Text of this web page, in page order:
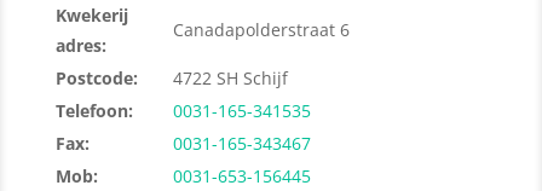
Kwekerij
adres:
Canadapolderstraat 6
Postcode:
4722 SH Schijf
Telefoon:
0031-165-341535
Fax:
0031-165-343467
Mob:
0031-653-156445